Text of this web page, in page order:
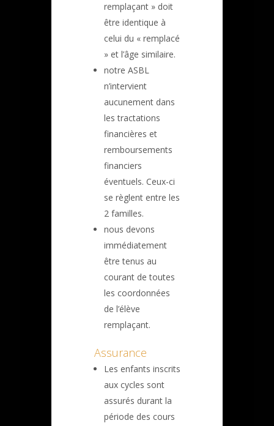
remplaçant » doit
être identique à
celui du « remplacé
» et l’âge similaire.
notre ASBL
n’intervient
aucunement dans
les tractations
financières et
remboursements
financiers
éventuels. Ceux-ci
se règlent entre les
2 familles.
nous devons
immédiatement
être tenus au
courant de toutes
les coordonnées
de l’élève
remplaçant.
Assurance
Les enfants inscrits
aux cycles sont
assurés durant la
période des cours